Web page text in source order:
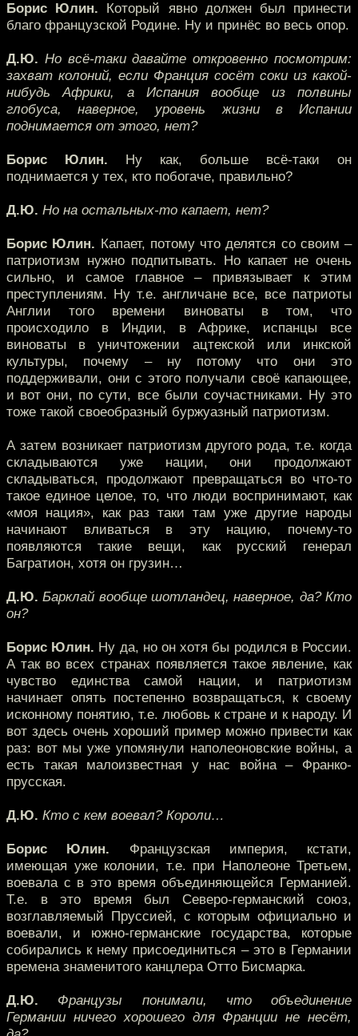
Борис Юлин. Который явно должен был принести
благо французской Родине. Ну и принёс во весь опор.
Д.Ю. Но всё-таки давайте откровенно посмотрим:
захват колоний, если Франция сосёт соки из какой-
нибудь Африки, а Испания вообще из полвины
глобуса, наверное, уровень жизни в Испании
поднимается от этого, нет?
Борис Юлин. Ну как, больше всё-таки он
поднимается у тех, кто побогаче, правильно?
Д.Ю. Но на остальных-то капает, нет?
Борис Юлин. Капает, потому что делятся со своим –
патриотизм нужно подпитывать. Но капает не очень
сильно, и самое главное – привязывает к этим
преступлениям. Ну т.е. англичане все, все патриоты
Англии того времени виноваты в том, что
происходило в Индии, в Африке, испанцы все
виноваты в уничтожении ацтекской или инкской
культуры, почему – ну потому что они это
поддерживали, они с этого получали своё капающее,
и вот они, по сути, все были соучастниками. Ну это
тоже такой своеобразный буржуазный патриотизм.
А затем возникает патриотизм другого рода, т.е. когда
складываются уже нации, они продолжают
складываться, продолжают превращаться во что-то
такое единое целое, то, что люди воспринимают, как
«моя нация», как раз таки там уже другие народы
начинают вливаться в эту нацию, почему-то
появляются такие вещи, как русский генерал
Багратион, хотя он грузин…
Д.Ю. Барклай вообще шотландец, наверное, да? Кто
он?
Борис Юлин. Ну да, но он хотя бы родился в России.
А так во всех странах появляется такое явление, как
чувство единства самой нации, и патриотизм
начинает опять постепенно возвращаться, к своему
исконному понятию, т.е. любовь к стране и к народу. И
вот здесь очень хороший пример можно привести как
раз: вот мы уже упомянули наполеоновские войны, а
есть такая малоизвестная у нас война – Франко-
прусская.
Д.Ю. Кто с кем воевал? Короли…
Борис Юлин. Французская империя, кстати,
имеющая уже колонии, т.е. при Наполеоне Третьем,
воевала с в это время объединяющейся Германией.
Т.е. в это время был Северо-германский союз,
возглавляемый Пруссией, с которым официально и
воевали, и южно-германские государства, которые
собирались к нему присоединиться – это в Германии
времена знаменитого канцлера Отто Бисмарка.
Д.Ю. Французы понимали, что объединение
Германии ничего хорошего для Франции не несёт,